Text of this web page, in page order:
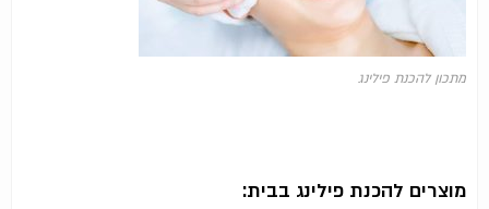
מתכון להכנת פילינג
מוצרים להכנת פילינג בבית: